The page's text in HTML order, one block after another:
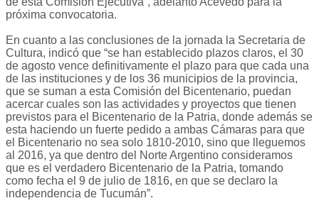
próxima convocatoria.
En cuanto a las conclusiones de la jornada la Secretaria de
Cultura, indicó que “se han establecido plazos claros, el 30
de agosto vence definitivamente el plazo para que cada una
de las instituciones y de los 36 municipios de la provincia,
que se suman a esta Comisión del Bicentenario, puedan
acercar cuales son las actividades y proyectos que tienen
previstos para el Bicentenario de la Patria, donde además se
esta haciendo un fuerte pedido a ambas Cámaras para que
el Bicentenario no sea solo 1810-2010, sino que lleguemos
al 2016, ya que dentro del Norte Argentino consideramos
que es el verdadero Bicentenario de la Patria, tomando
como fecha el 9 de julio de 1816, en que se declaro la
independencia de Tucumán”.